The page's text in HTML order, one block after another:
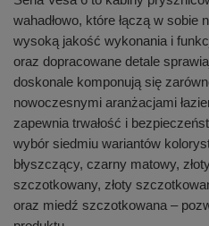
wahadłowo, które łączą w sobie
wysoką jakość wykonania i
oraz dopracowane detale
doskonale komponują się
nowoczesnymi aranżacjami
zapewnia trwałość i
wybór siedmiu wariantów
błyszczący, czarny matowy,
szczotkowany, złoty
oraz miedź szczotkowana –